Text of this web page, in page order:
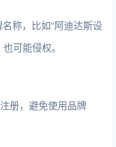
称，比如“阿迪达斯设
可能侵权。
册，避免使用品牌